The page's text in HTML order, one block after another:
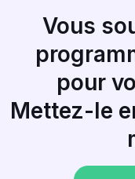
Vous
pour
Mettez-le